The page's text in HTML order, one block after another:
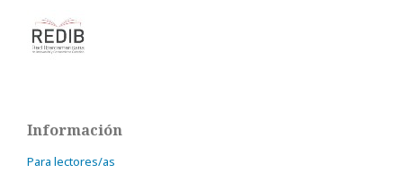
Información
Para lectores/as